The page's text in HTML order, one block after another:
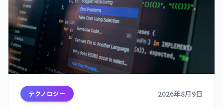
テクノロジー 2026年8月9日